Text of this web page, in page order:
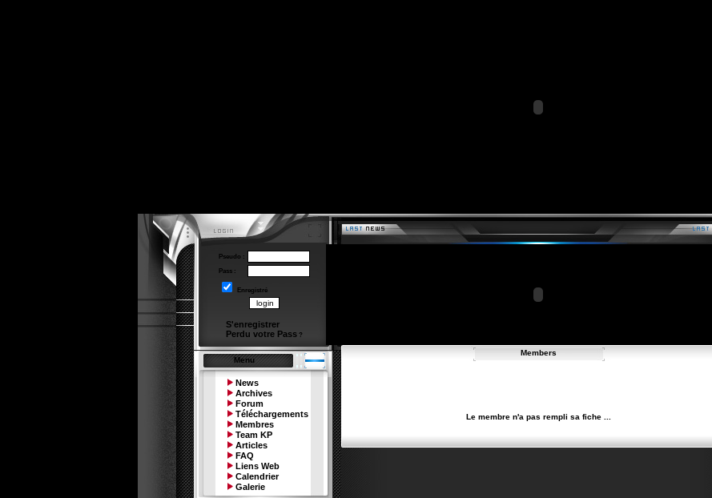
Pseudo :
Pass :
Enregistré
S'enregistrer
Perdu votre Pass?
Menu
News
Archives
Forum
Téléchargements
Membres
Team KP
Articles
FAQ
Liens Web
Calendrier
Galerie
Members
Le membre n'a pas rempli sa fiche ...